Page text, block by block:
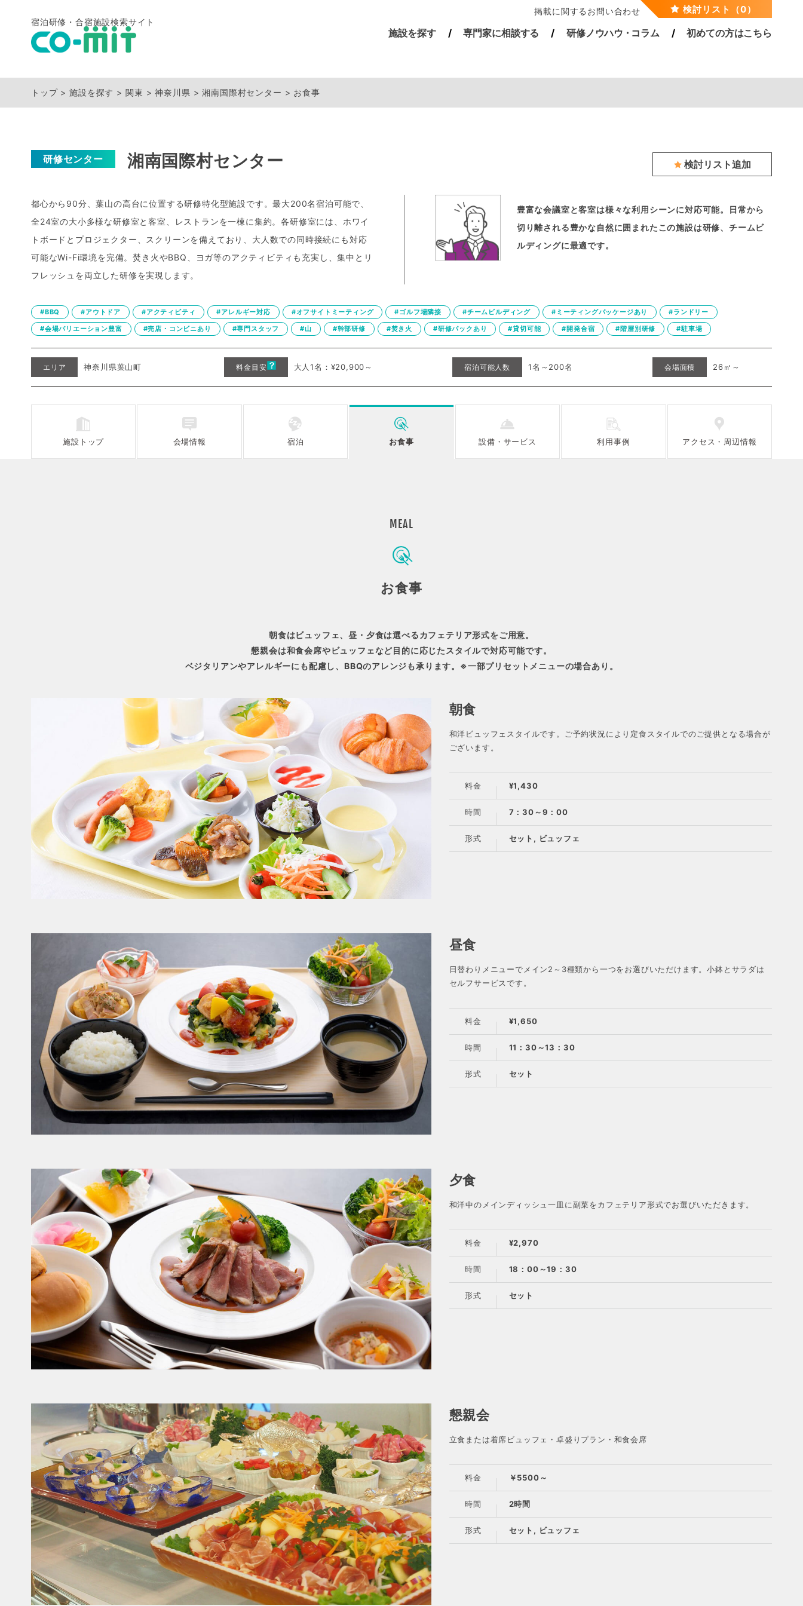
宿泊研修・合宿施設検索サイト
掲載に関するお問い合わせ 検討リスト（0）
施設を探す 専門家に相談する 研修ノウハウ・ コラム 初めての方はこちら
トップ 施設を探す 関東 神奈川県 湘南国際村センター お食事
研修センター 湘南国際村センター 検討リスト追加
都心から90分、葉山の高台に位置する研修特化型施設です。最大200名宿泊可能で、
全24室の大小多様な研修室と客室、レストランを一棟に集約。各研修室には、ホワイ
トボードとプロジェクター、スクリーンを備えており、大人数での同時接続にも対応
可能なWi-Fi環境を完備。焚き火やBBQ、ヨガ等のアクティビティも充実し、集中とリ
フレッシュを両立した研修を実現します。
豊富な会議室と客室は様々な利用シーンに対応可能。日常から
切り離される豊かな自然に囲まれたこの施設は研修、チームビ
ルディングに最適です。
#BBQ #アウトドア #アクティビティ #アレルギー対応 #オフサイトミーティング #ゴルフ場隣接 #チームビルディング #ミーティングパッケージあり
#ランドリー
#会場バリエーション豊富
#売店・コンビニあり #専門スタッフ #山 #幹部研修 #焚き火 #研修パックあり #貸切可能 #開発合宿 #階層別研修 #駐車場
エリア 神奈川県葉山町 料金目安 大人1名：¥20,900～ 宿泊可能人数 1名～200名 会場面積 26㎡～
施設 トップ 会場情報 宿泊 お食事 設備 ・ サービス 利用事例 アクセス ・ 周辺情報
MEAL
お食事
朝食はビュッフェ、昼・夕食は選べるカフェテリア形式をご用意。
懇親会は和食会席やビュッフェなど目的に応じたスタイルで対応可能です。
ベジタリアンやアレルギーにも配慮し、BBQのアレンジも承ります。※一部プリセットメニューの場合あり。
朝食
和洋ビュッフェスタイルです。ご予約状況により定食スタイルでのご提供となる場合が
ございます。
料金 ¥1,430
時間 7：30～9：00
形式 セット, ビュッフェ
昼食
日替わりメニューでメイン2～3種類から一つをお選びいただけます。小鉢とサラダは
セルフサービスです。
料金 ¥1,650
時間 11：30～13：30
形式 セット
夕食
和洋中のメインディッシュ一皿に副菜をカフェテリア形式でお選びいただきます。
料金 ¥2,970
時間 18：00～19：30
形式 セット
懇親会
立食または着席ビュッフェ・卓盛りプラン・和食会席
料金 ￥5500～
時間 2時間
形式 セット, ビュッフェ